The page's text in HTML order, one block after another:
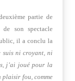
partie de
de son spectacle
il a conclu la
suis ni croyant, ni
j’ai joué pour la
plaisir fou, comme